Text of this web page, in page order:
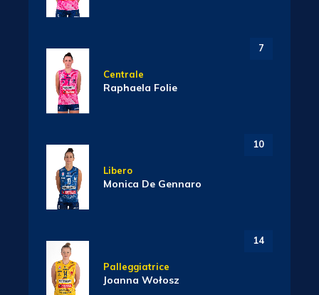
7
Centrale
Raphaela Folie
10
Libero
Monica De Gennaro
14
Palleggiatrice
Joanna Wołosz